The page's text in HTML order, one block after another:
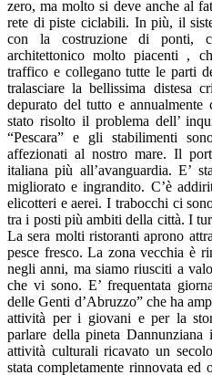
zero, ma molto si deve anche al
rete di piste ciclabili. In più, il
con la costruzione di ponti,
architettonico molto piacenti ,
traffico e collegano tutte le parti
tralasciare la bellissima distesa
depurato del tutto e
stato risolto il problema dell’
“Pescara” e gli stabilimenti
affezionati al nostro mare. Il
italiana più all’avanguardia. E’
migliorato e ingrandito. C’è
elicotteri e aerei. I trabocchi ci
tra i posti più ambiti della città. I
La sera molti ristoranti aprono
pesce fresco. La zona vecchia è
negli anni, ma siamo riusciti a
che vi sono. E’ frequentata
delle Genti d’Abruzzo” che ha
attività per i giovani e per la
parlare della pineta
attività culturali ricavato un
stata completamente rinnovata ed